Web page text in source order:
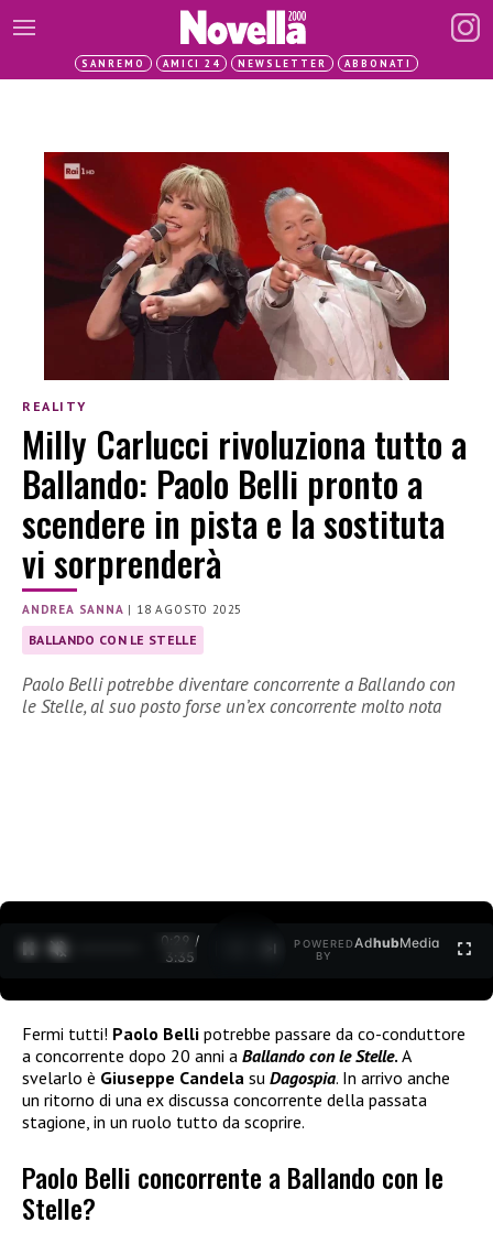
SANREMO AMICI 24 NEWSLETTER ABBONATI
REALITY
Milly Carlucci rivoluziona tutto a
Ballando: Paolo Belli pronto a
scendere in pista e la sostituta
vi sorprenderà
ANDREA SANNA | 18 AGOSTO 2025
BALLANDO CON LE STELLE
Paolo Belli potrebbe diventare concorrente a Ballando con
le Stelle, al suo posto forse un’ex concorrente molto nota
0:30 /
3:35
POWERED
BY
AdhubMedia
Fermi tutti! Paolo Belli potrebbe passare da co-conduttore
a concorrente dopo 20 anni a Ballando con le Stelle. A
svelarlo è Giuseppe Candela su Dagospia. In arrivo anche
un ritorno di una ex discussa concorrente della passata
stagione, in un ruolo tutto da scoprire.
Paolo Belli concorrente a Ballando con le
Stelle?